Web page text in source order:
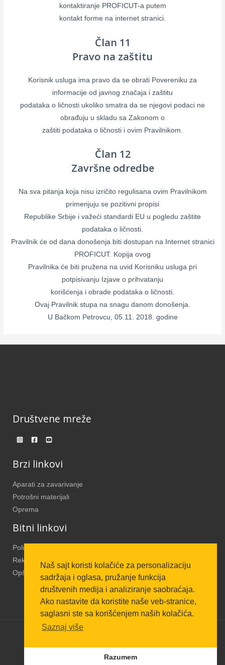
kontaktiranje PROFICUT-a putem
kontakt forme na internet stranici.
Član 11
Pravo na zaštitu
Korisnik usluga ima pravo da se obrati Povereniku za
informacije od javnog značaja i zaštitu
podataka o ličnosti ukoliko smatra da se njegovi podaci ne
obrađuju u skladu sa Zakonom o
zaštiti podataka o ličnosti i ovim Pravilnikom.
Član 12
Završne odredbe
Na sva pitanja koja nisu izričito regulisana ovim Pravilnikom
primenjuju se pozitivni propisi
Republike Srbije i važeći standardi EU u pogledu zaštite
podataka o ličnosti.
Pravilnik će od dana donošenja biti dostupan na Internet stranici
PROFICUT. Kopija ovog
Pravilnika će biti pružena na uvid Korisniku usluga pri
potpisivanju Izjave o prihvatanju
korišćenja i obrade podataka o ličnosti.
Ovaj Pravilnik stupa na snagu danom donošenja.
U Bačkom Petrovcu, 05.11. 2018. godine
Društvene mreže
Brzi linkovi
Aparati za zavarivanje
Potrošni materijali
Oprema
Bitni linkovi
Politika Privatnosti
Reklamacija i povrat novca
Opšti uslovi
Naš sajt koristi kolačiće za personalizaciju
sadržaja i oglasa, pružanje funkcija
društvenih medija i analiziranje saobraćaja.
Ako nastavite da koristite naše veb-stranice,
saglasni ste sa korišćenjem naših kolačića.
Saznaj više
Razumem